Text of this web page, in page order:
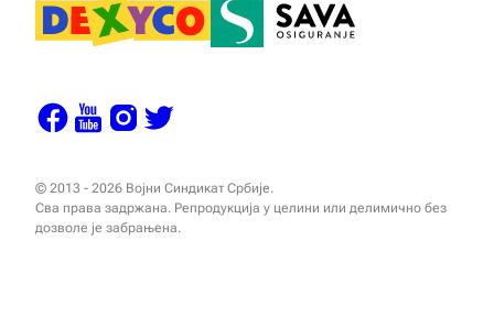
© 2013 - 2026 Војни Синдикат Србије.
Сва права задржана. Репродукција у целини или делимично без
дозволе је забрањена.